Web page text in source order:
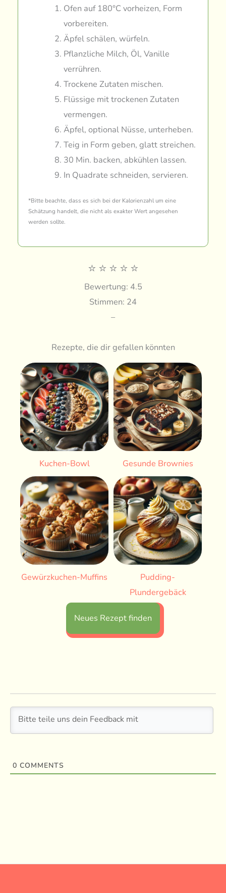
Ofen auf 180°C vorheizen, Form
vorbereiten.
Äpfel schälen, würfeln.
Pflanzliche Milch, Öl, Vanille
verrühren.
Trockene Zutaten mischen.
Flüssige mit trockenen Zutaten
vermengen.
Äpfel, optional Nüsse, unterheben.
Teig in Form geben, glatt streichen.
30 Min. backen, abkühlen lassen.
In Quadrate schneiden, servieren.
*Bitte beachte, dass es sich bei der Kalorienzahl um eine
Schätzung handelt, die nicht als exakter Wert angesehen
werden sollte.
⭐ ⭐ ⭐ ⭐ ⭐
Bewertung: 4.5
Stimmen: 24
–
Rezepte, die dir gefallen könnten
Kuchen-Bowl Gesunde Brownies
Gewürzkuchen-Muffins
Pudding-
Plundergebäck
Neues Rezept finden
0 COMMENTS